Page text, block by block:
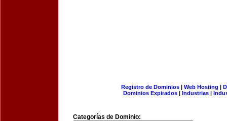
Registro de Dominios| Web Hosting |
Dominios Expirados | Industrias |
Categorías de Dominio: